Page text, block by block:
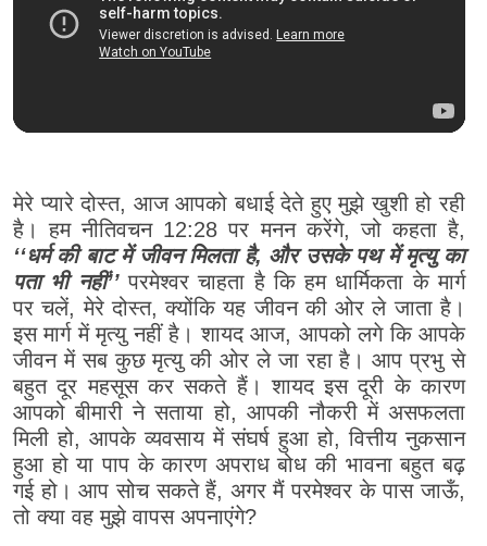
मेरे प्यारे दोस्त, आज आपको बधाई देते हुए मुझे खुशी हो रही
है। हम नीतिवचन 12:28 पर मनन करेंगे, जो कहता है,
‘‘धर्म की बाट में जीवन मिलता है, और उसके पथ में मृत्यु का
पता भी नहीं’’परमेश्वर चाहता है कि हम धार्मिकता के मार्ग
पर चलें, मेरे दोस्त, क्योंकि यह जीवन की ओर ले जाता है।
इस मार्ग में मृत्यु नहीं है। शायद आज, आपको लगे कि आपके
जीवन में सब कुछ मृत्यु की ओर ले जा रहा है। आप प्रभु से
बहुत दूर महसूस कर सकते हैं। शायद इस दूरी के कारण
आपको बीमारी ने सताया हो, आपकी नौकरी में असफलता
मिली हो, आपके व्यवसाय में संघर्ष हुआ हो, वित्तीय नुकसान
हुआ हो या पाप के कारण अपराध बोध की भावना बहुत बढ़
गई हो। आप सोच सकते हैं, अगर मैं परमेश्वर के पास जाऊँ,
तो क्या वह मुझे वापस अपनाएंगे?